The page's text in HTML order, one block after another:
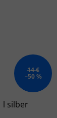
14 €
–50 %
l silber